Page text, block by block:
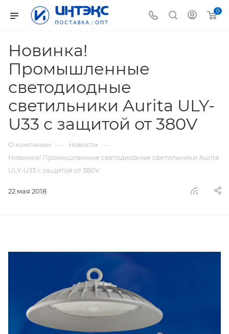
0
Новинка!
Промышленные
светодиодные
светильники Aurita ULY-
U33 с защитой от 380V
О компании — Новости —
Новинка! Промышленные светодиодные светильники Aurita
ULY-U33 с защитой от 380V
22 мая 2018